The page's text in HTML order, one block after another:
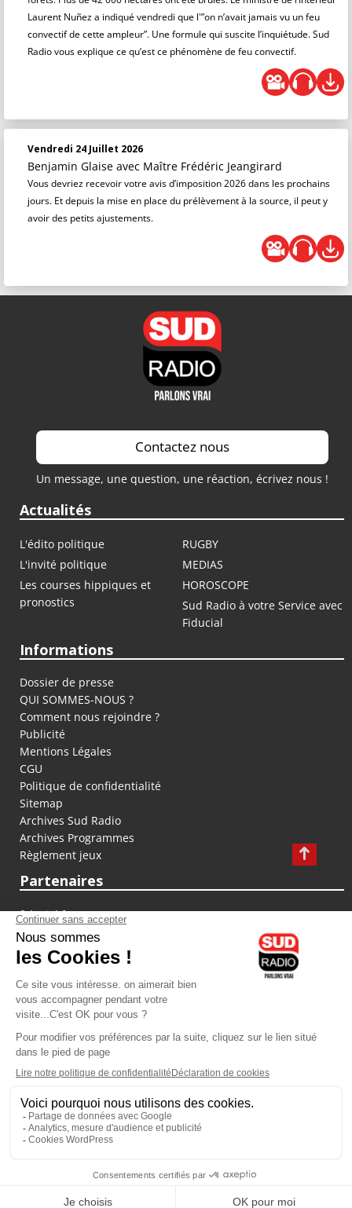
Laurent Nuñez a indiqué vendredi que l'”on n’avait jamais vu un feu
convectif de cette ampleur”. Une formule qui suscite l’inquiétude. Sud
Radio vous explique ce qu’est ce phénomène de feu convectif.
Vendredi 24 Juillet 2026
Benjamin Glaise avec Maître Frédéric Jeangirard
Vous devriez recevoir votre avis d’imposition 2026 dans les prochains
jours. Et depuis la mise en place du prélèvement à la source, il peut y
avoir des petits ajustements.
Contactez nous
Un message, une question, une réaction, écrivez nous !
Actualités
L'édito politique
RUGBY
L'invité politique
MEDIAS
Les courses hippiques et
pronostics
HOROSCOPE
Sud Radio à votre Service avec
Fiducial
Informations
Dossier de presse
QUI SOMMES-NOUS ?
Comment nous rejoindre ?
Publicité
Mentions Légales
CGU
Politique de confidentialité
Sitemap
Archives Sud Radio
Archives Programmes
Règlement jeux
Partenaires
fiducial.fr
lyoncapitale.fr
olympique-et-lyonnais.com
L'application Iphone / Android
Téléchargez l'application
Les cookies
Gestion des cookies
Crédit photos : ©Sud Radio / Pierre Olivier
Noémie Halioua
Jacques Pessis